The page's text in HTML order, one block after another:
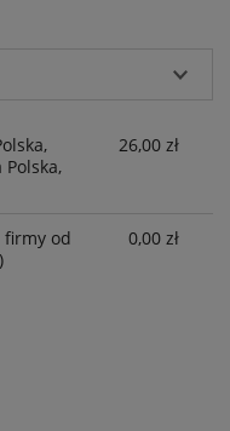
Polska,
26,00 zł
od
0,00 zł